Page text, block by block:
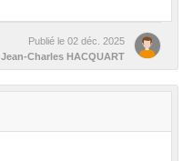
Publié le 02 déc. 2025
Jean-Charles HACQUART